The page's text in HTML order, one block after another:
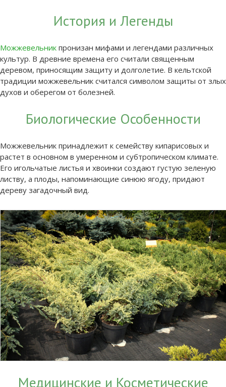
История и Легенды
Можжевельник пронизан мифами и легендами различных
культур. В древние времена его считали священным
деревом, приносящим защиту и долголетие. В кельтской
традиции можжевельник считался символом защиты от злых
духов и оберегом от болезней.
Биологические Особенности
Можжевельник принадлежит к семейству кипарисовых и
растет в основном в умеренном и субтропическом климате.
Его игольчатые листья и хвоинки создают густую зеленую
листву, а плоды, напоминающие синюю ягоду, придают
дереву загадочный вид.
Медицинские и Косметические